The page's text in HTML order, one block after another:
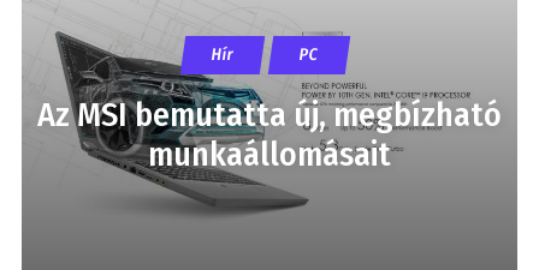
Hír PC
Az MSI bemutatta új, megbízható
munkaállomásait